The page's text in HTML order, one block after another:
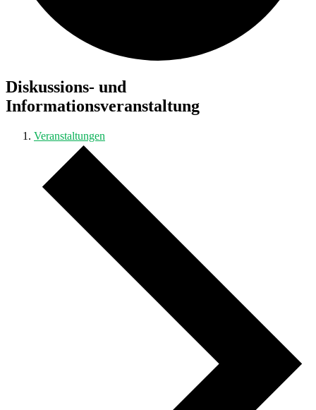
Diskussions- und
Informationsveranstaltung
Veranstaltungen